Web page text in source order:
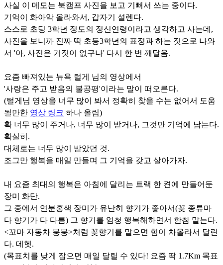
사실 이 메모는 북캠프 사진을 보고 기뻐서 쓰는 중이다.
기억이 화아악 올라와서, 갑자기 설렌다.
스스로 초딩 3학년 정도의 정신연령이라고 생각하고 사는데,
사진을 보니까 진짜 딱 초등3학년의 표정과 하는 짓으로 나와
서 '아, 사진은 거짓이 없구나' 다시 한 번 깨달음.
요즘 빠져있는 뉴욕 털게 님의 영상에서
'사랑은 주고 받음의 불공평'이라는 말이 떠오른다.
(털게님 영상을 너무 많이 봐서 정확히 찾을 수는 없어서 도움
될만한 영상 링크 하나 올림)
확 너무 많이 주거나, 너무 많이 받거나, 그것만 기억에 남는다.
확실히.
대체로는 너무 많이 받았던 것.
조그만 행복을 매일 만들며 그 기억을 갖고 살아가자.
내 요즘 최대의 행복은 아침에 달리는 트랙 한 켠에 만들어둔
장미 화단.
그 중에서 연분홍색 장미가 유난히 향기가 좋아서(꽃 종류마
다 향기가 다 다름) 그 향기를 엄청 행복해하면서 한참 맡는다.
<꼬마 자동차 붕붕>처럼 꽃향기를 맡으면 힘이 차올라서 달린
다. 데헷.
(목표치를 낮게 잡으면 매일 달릴 수 있다! 요즘 딱 1.7Km 목표